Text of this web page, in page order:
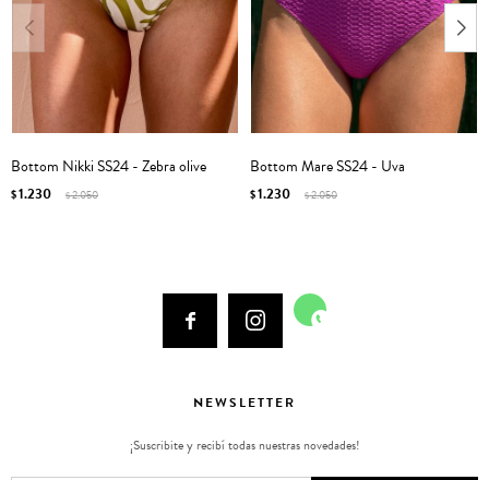
Bottom Nikki SS24 - Zebra olive
$1.230 $2.050
Bottom Mare SS24 - Uva
$1.230 $2.050
  
NEWSLETTER
¡Suscribite y recibí todas nuestras novedades!